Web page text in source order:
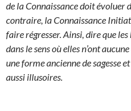
de la Connaissance doit évoluer
contraire, la Connaissance
faire régresser. Ainsi, dire que
dans le sens où elles n’ont
une forme ancienne de sagesse
aussi illusoires.